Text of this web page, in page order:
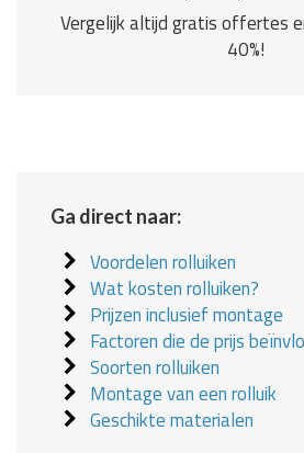
Vergelijk altijd gratis offertes
40%!
Ga direct naar:
Voordelen rolluiken
Wat kosten rolluiken?
Prijzen inclusief montage
Factoren die de prijs
Soorten rolluiken
Montage van een rolluik
Geschikte materialen